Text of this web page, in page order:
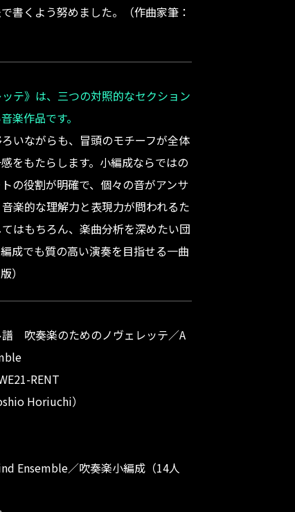
書くよう努めました。（作曲家筆：
テ》は、三つの対照的なセクション
楽作品です。
いながらも、冒頭のモチーフが全体
をもたらします。小編成ならではの
の役割が明確で、個々の音がアンサ
楽的な理解力と表現力が問われるた
はもちろん、楽曲分析を深めたい団
成でも質の高い演奏を目指せる一曲
）
譜 吹奏楽のためのノヴェレッテ／A
M338-WE21-RENT
Horiuchi）
Ensemble／吹奏楽小編成（14人